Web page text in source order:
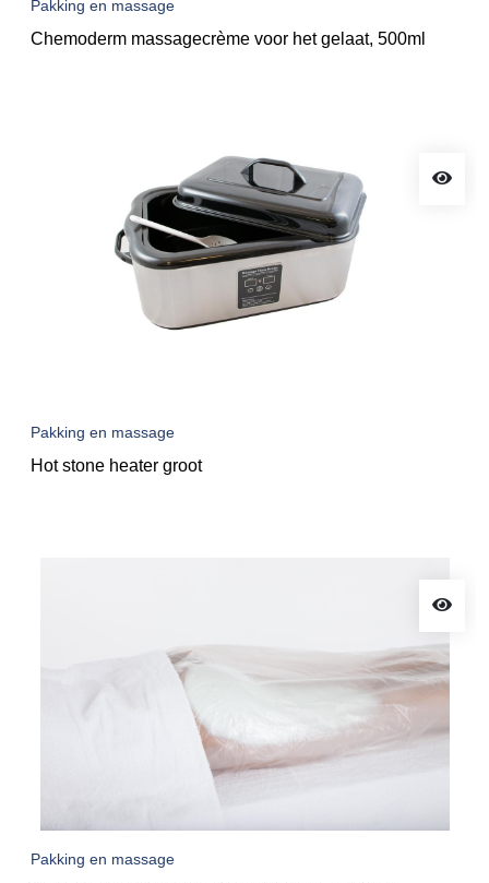
Pakking en massage
Chemoderm massagecrème voor het gelaat, 500ml
Pakking en massage
Hot stone heater groot
Pakking en massage